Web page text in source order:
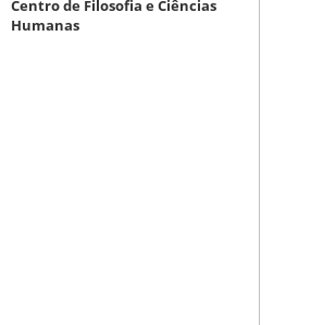
Centro de Filosofia e Ciências
Humanas